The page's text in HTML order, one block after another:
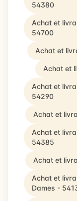
54380
Achat et
54700
Achat et
Achat et
Achat et
54290
Achat et
Achat et
54385
Achat et
Achat et
Dames -